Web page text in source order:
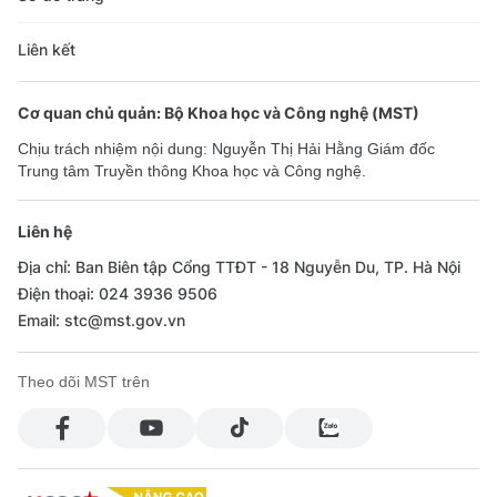
Cơ quan chủ quản: Bộ Khoa học và Công nghệ (MST)
Trung tâm Truyền thông Khoa học và Công nghệ.
Liên hệ
Điện thoại: 024 3936 9506
Email: stc@mst.gov.vn
Theo dõi MST trên
Liên kết
Cơ quan chủ quản: Bộ Khoa học và Công nghệ (MST)
Chịu trách nhiệm nội dung: Nguyễn Thị Hải Hằng Giám đốc
Trung tâm Truyền thông Khoa học và Công nghệ.
Liên hệ
Địa chỉ: Ban Biên tập Cổng TTĐT - 18 Nguyễn Du, TP. Hà Nội
Điện thoại: 024 3936 9506
Email: stc@mst.gov.vn
Theo dõi MST trên